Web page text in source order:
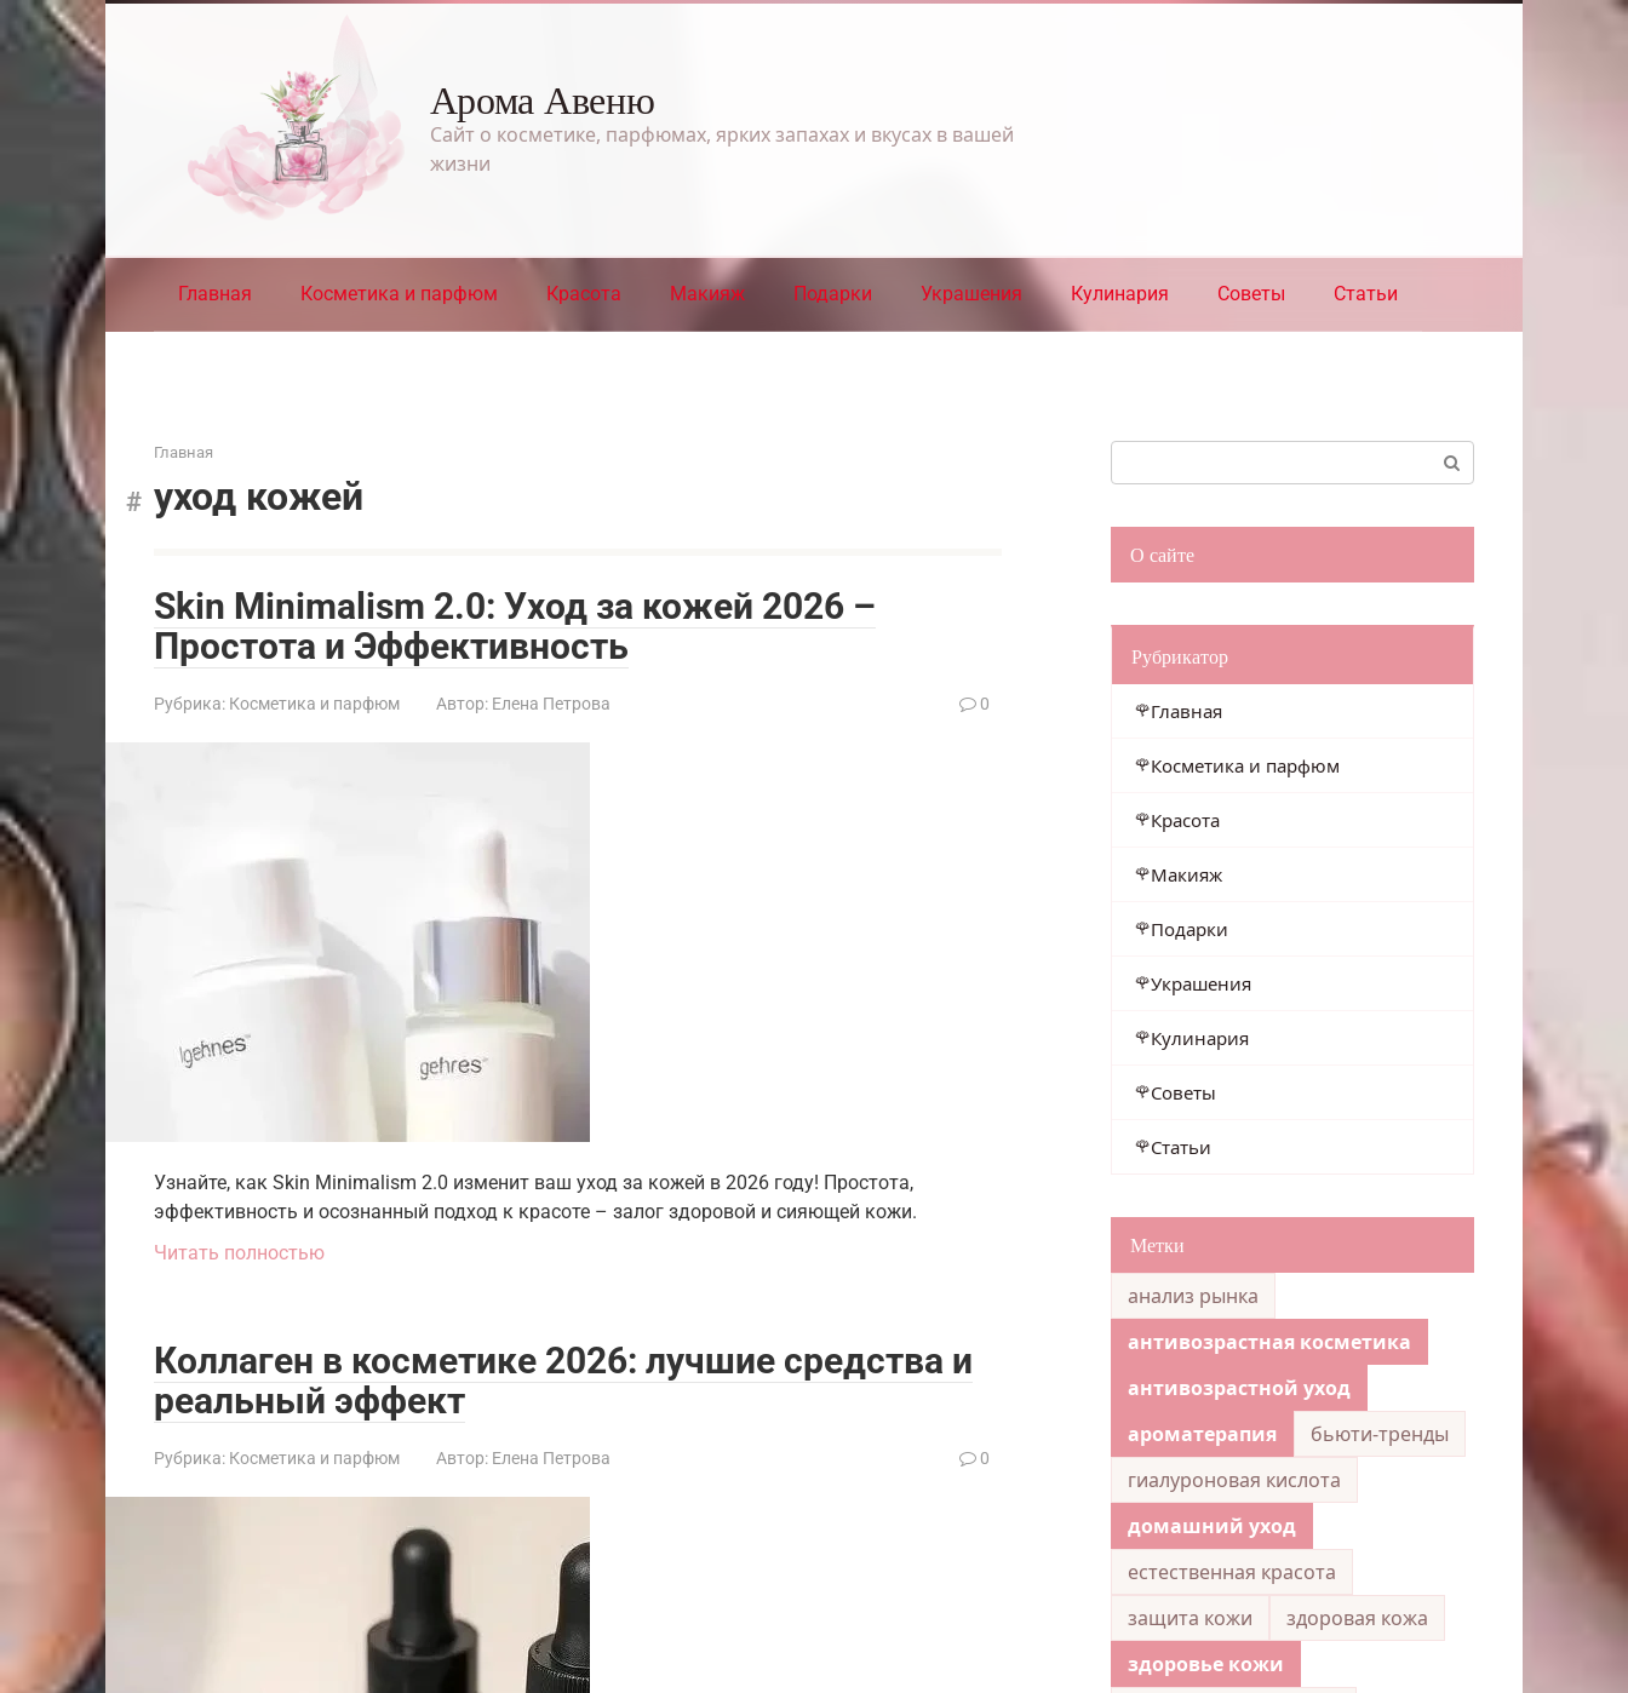
Перейти
к
контенту
Арома Авеню
Сайт о косметике, парфюмах, ярких запахах и вкусах в вашей
жизни
Главная Косметика и парфюм Красота Макияж Подарки Украшения Кулинария Советы Статьи
Главная
уход кожей
Skin Minimalism 2.0: Уход за кожей 2026 –
Простота и Эффективность
Рубрика: Косметика и парфюм Автор: Елена Петрова 0
Узнайте, как Skin Minimalism 2.0 изменит ваш уход за кожей в 2026 году! Простота,
эффективность и осознанный подход к красоте – залог здоровой и сияющей кожи.
Читать полностью
Коллаген в косметике 2026: лучшие средства и
реальный эффект
Рубрика: Косметика и парфюм Автор: Елена Петрова 0
О сайте
Рубрикатор
Главная
Косметика и парфюм
Красота
Макияж
Подарки
Украшения
Кулинария
Советы
Статьи
Метки
анализ рынка
антивозрастная косметика
антивозрастной уход
ароматерапия
бьюти-тренды
гиалуроновая кислота
домашний уход
естественная красота
защита кожи
здоровая кожа
здоровье кожи